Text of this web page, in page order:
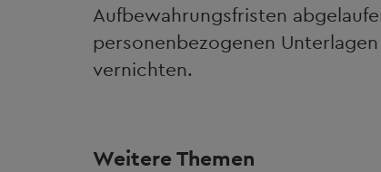
Aufbewahrungsfristen
personenbezogenen
vernichten.
Weitere Themen